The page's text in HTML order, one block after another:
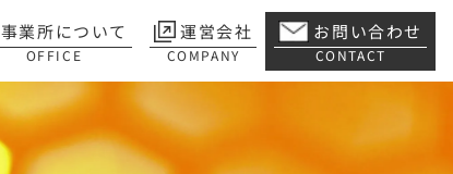
事業所について
OFFICE
運営会社
COMPANY
お問い合わせ
CONTACT